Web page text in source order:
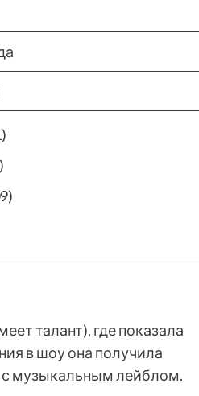
талант), где показала
в шоу она получила
с музыкальным лейблом.